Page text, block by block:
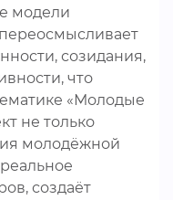
модели
созидания,
что
«Молодые
не только
молодёжной
создаёт